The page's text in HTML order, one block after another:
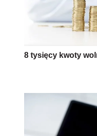
8 tysięcy kwoty